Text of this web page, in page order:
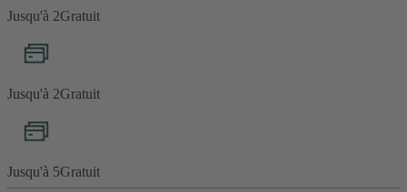
Jusqu'à 2Gratuit
Jusqu'à 2Gratuit
Jusqu'à 5Gratuit